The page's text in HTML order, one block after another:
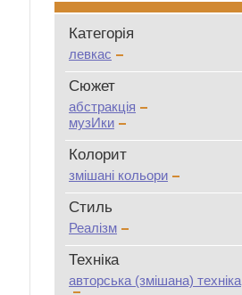
Категорія
левкас
Сюжет
абстракція
музИки
Колорит
змішані кольори
Стиль
Реалізм
Техніка
авторська (змішана) техніка